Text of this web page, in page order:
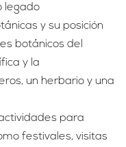
legado
y su posición
botánicos del
y la
un herbario y una
para
festivales, visitas